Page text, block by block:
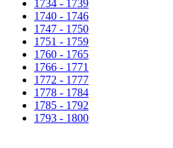
1734 - 1739
1740 - 1746
1747 - 1750
1751 - 1759
1760 - 1765
1766 - 1771
1772 - 1777
1778 - 1784
1785 - 1792
1793 - 1800